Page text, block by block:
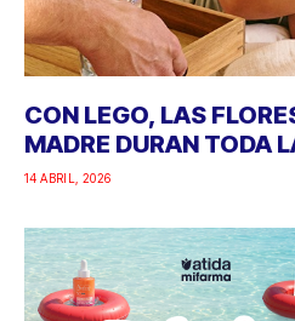
CON LEGO, LAS
MADRE DURAN TODA
14 ABRIL, 2026